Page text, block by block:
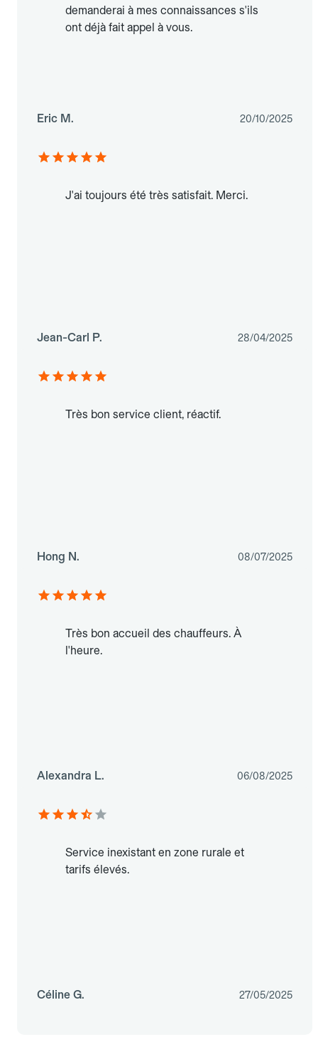
demanderai à mes connaissances s'ils
ont déjà fait appel à vous.
Eric M. 20/10/2025
J'ai toujours été très satisfait. Merci.
Jean-Carl P. 28/04/2025
Très bon service client, réactif.
Hong N. 08/07/2025
Très bon accueil des chauffeurs. À
l'heure.
Alexandra L. 06/08/2025
Service inexistant en zone rurale et
tarifs élevés.
Céline G. 27/05/2025